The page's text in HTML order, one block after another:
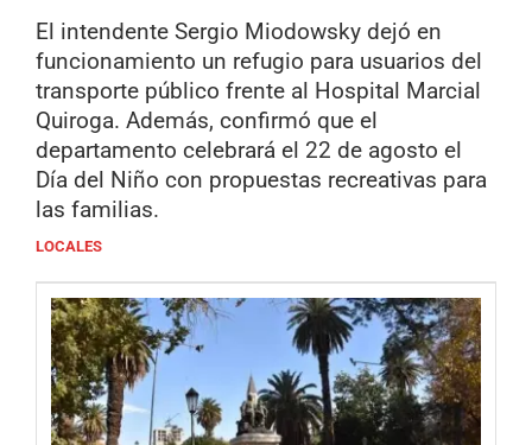
El intendente Sergio Miodowsky dejó en
funcionamiento un refugio para usuarios del
transporte público frente al Hospital Marcial
Quiroga. Además, confirmó que el
departamento celebrará el 22 de agosto el
Día del Niño con propuestas recreativas para
las familias.
LOCALES